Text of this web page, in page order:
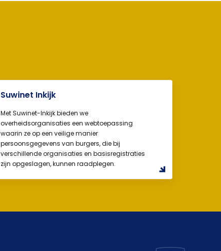
Suwinet Inkijk
Met Suwinet-Inkijk bieden we
overheidsorganisaties een webtoepassing
waarin ze op een veilige manier
persoonsgegevens van burgers, die bij
verschillende organisaties en basisregistraties
zijn opgeslagen, kunnen raadplegen.